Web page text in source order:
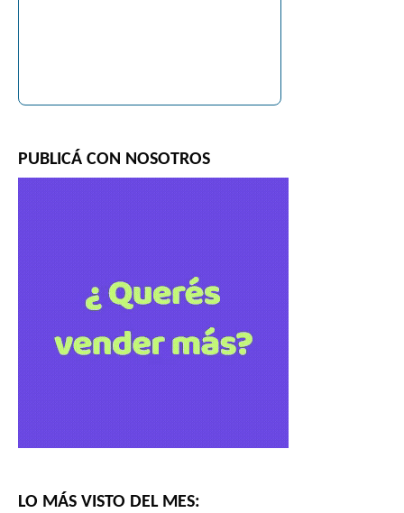
PUBLICÁ CON NOSOTROS
LO MÁS VISTO DEL MES: